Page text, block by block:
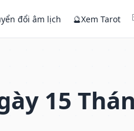
đổi âm lịch 🔮Xem Tarot
15